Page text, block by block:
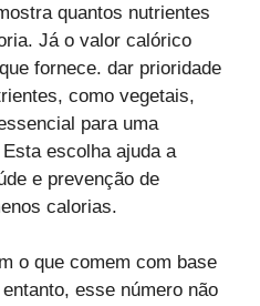
quantos nutrientes
Já o valor calórico
fornece. dar prioridade
como vegetais,
para uma
escolha ajuda a
e prevenção de
calorias.
o que comem com base
esse número não